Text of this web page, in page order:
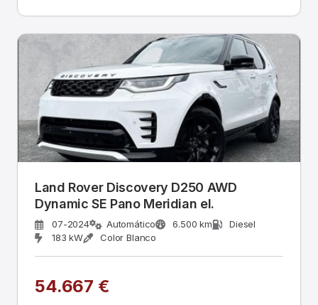
Land Rover Discovery D250 AWD
Dynamic SE Pano Meridian el.
07-2024 Automático 6.500 km
Diesel
183 kW
Color Blanco
54.667 €